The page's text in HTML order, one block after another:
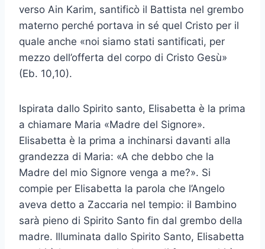
verso Ain Karim, santificò il Battista nel grembo
materno perché portava in sé quel Cristo per il
quale anche «noi siamo stati santificati, per
mezzo dell’offerta del corpo di Cristo Gesù»
(Eb. 10,10).
Ispirata dallo Spirito santo, Elisabetta è la prima
a chiamare Maria «Madre del Signore».
Elisabetta è la prima a inchinarsi davanti alla
grandezza di Maria: «A che debbo che la
Madre del mio Signore venga a me?». Si
compie per Elisabetta la parola che l’Angelo
aveva detto a Zaccaria nel tempio: il Bambino
sarà pieno di Spirito Santo fin dal grembo della
madre. Illuminata dallo Spirito Santo, Elisabetta